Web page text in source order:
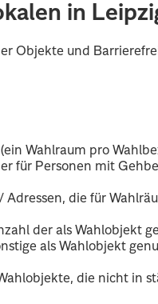
in
Objekte und
Wahlraum pro
für Personen mit
die für
der als Wahlobjekt
als Wahlobjekt
die nicht in